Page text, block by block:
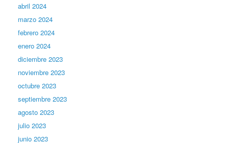
abril 2024
marzo 2024
febrero 2024
enero 2024
diciembre 2023
noviembre 2023
octubre 2023
septiembre 2023
agosto 2023
julio 2023
junio 2023